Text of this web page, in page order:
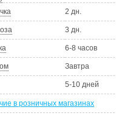
2 дн.
3 дн.
6-8 часов
Завтра
5-10 дней
в розничных магазинах